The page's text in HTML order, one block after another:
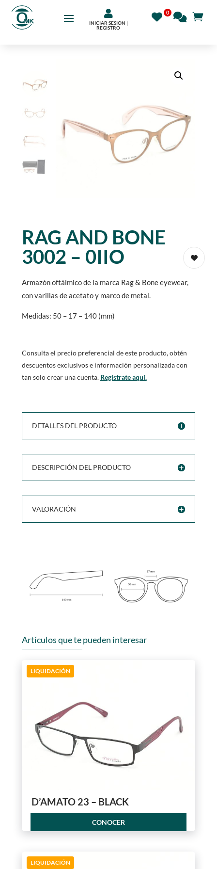

INICIAR SESIÓN |
REGÍSTRO
RAG AND BONE
3002 – 0IIO
Armazón oftálmico de la marca Rag & Bone eyewear,
con varillas de acetato y marco de metal.
Medidas: 50 – 17 – 140 (mm)
Consulta el precio preferencial de este producto, obtén
descuentos exclusivos e información personalizada con
tan solo crear una cuenta. Regístrate aquí.
DETALLES DEL PRODUCTO
DESCRIPCIÓN DEL PRODUCTO
VALORACIÓN
Artículos que te pueden interesar
LIQUIDACIÓN
D’AMATO 23 – BLACK
CONOCER
LIQUIDACIÓN